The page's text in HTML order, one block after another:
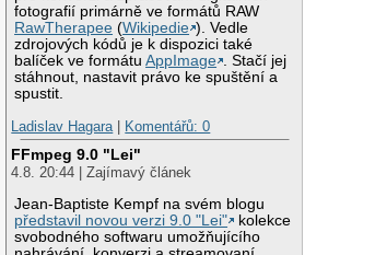
fotografií primárně ve formátů RAW
RawTherapee (Wikipedie ). Vedle
zdrojových kódů je k dispozici také
balíček ve formátuAppImage . Stačí jej
stáhnout, nastavit právo ke spuštění a
spustit.
Ladislav Hagara
Komentářů: 0
FFmpeg 9.0 "Lei"
4.8. 20:44 | Zajímavý článek
Jean-Baptiste Kempf na svém blogu
představil novou verzi 9.0 "Lei"
kolekce
svobodného softwaru umožňujícího